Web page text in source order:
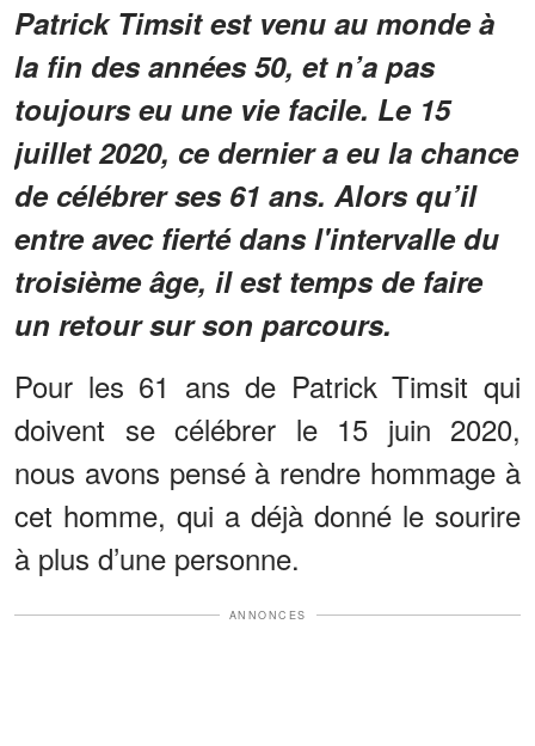
Patrick Timsit est venu au monde à
la fin des années 50, et n’a pas
toujours eu une vie facile. Le 15
juillet 2020, ce dernier a eu la chance
de célébrer ses 61 ans. Alors qu’il
entre avec fierté dans l'intervalle du
troisième âge, il est temps de faire
un retour sur son parcours.
Pour les 61 ans de Patrick Timsit qui
doivent se célébrer le 15 juin 2020,
nous avons pensé à rendre hommage à
cet homme, qui a déjà donné le sourire
à plus d’une personne.
ANNONCES